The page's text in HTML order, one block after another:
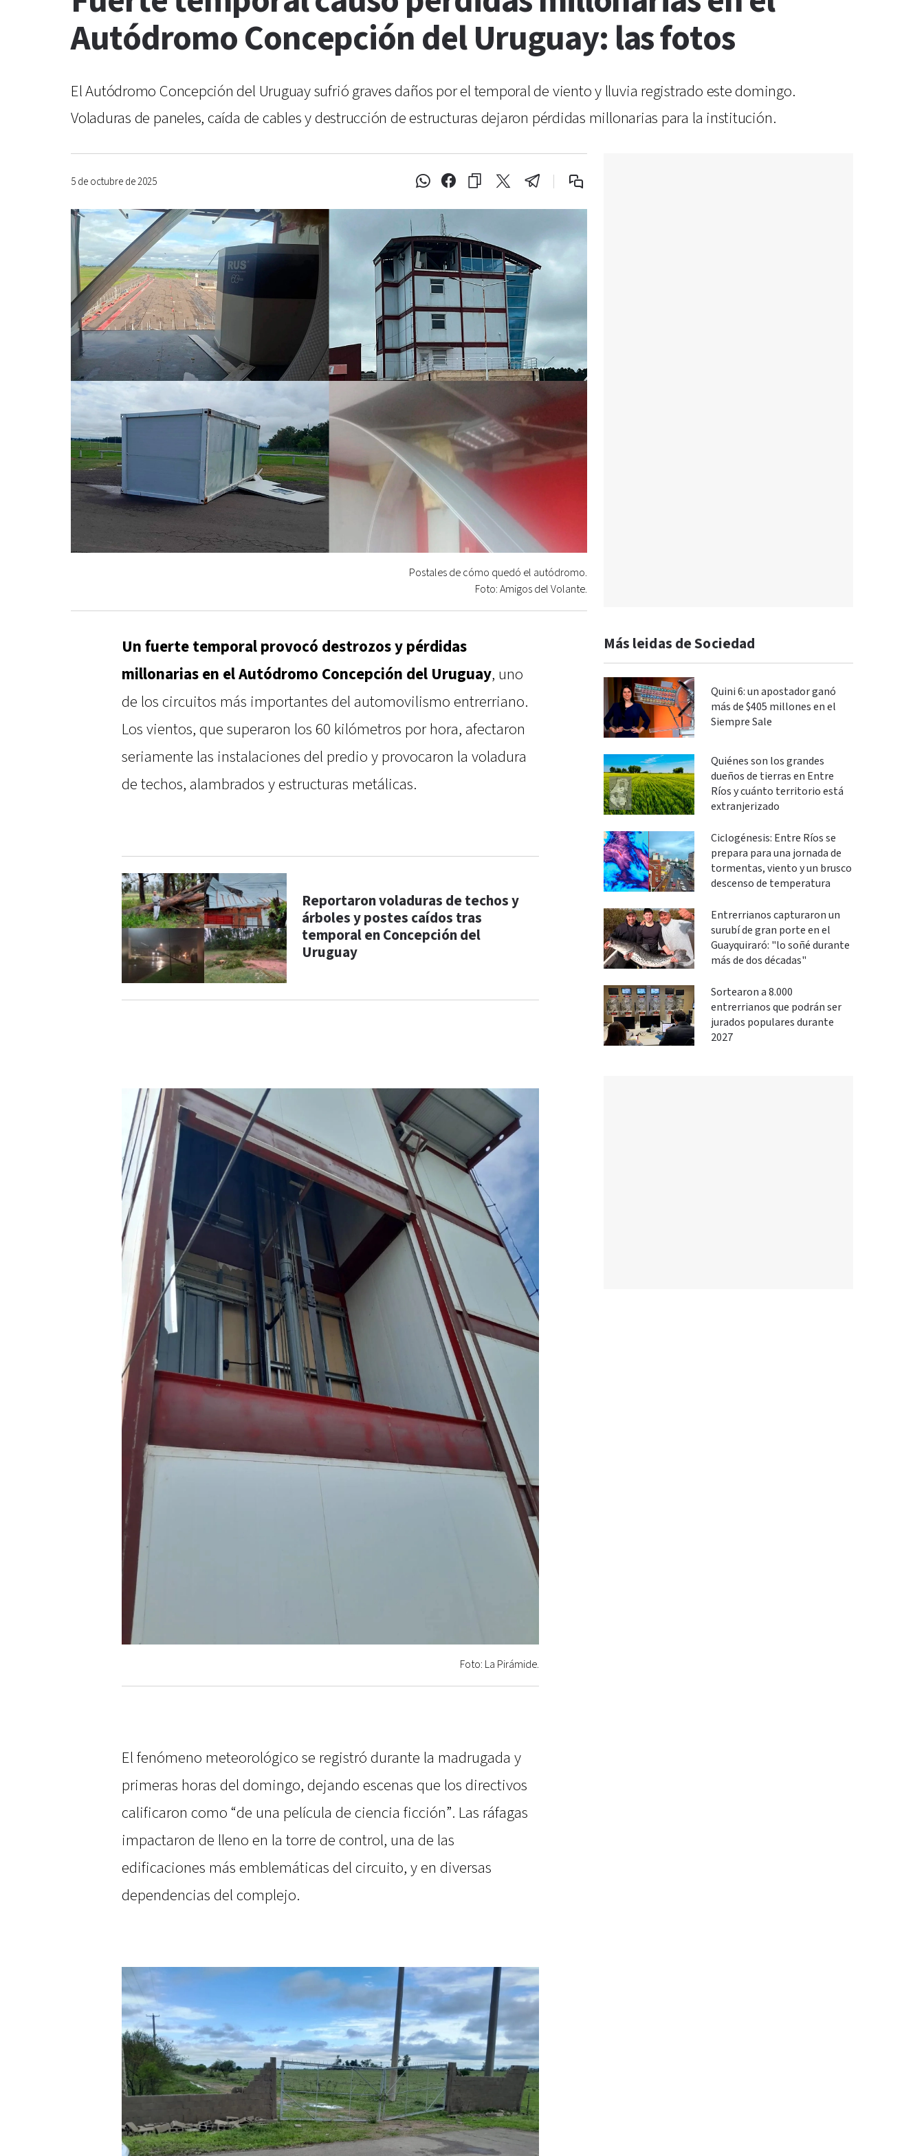
Autódromo Concepción del Uruguay: las fotos
El Autódromo Concepción del Uruguay sufrió graves daños por el temporal de viento y lluvia registrado este domingo.
Voladuras de paneles, caída de cables y destrucción de estructuras dejaron pérdidas millonarias para la institución.
5 de octubre de 2025
Postales de cómo quedó el autódromo.
Foto: Amigos del Volante.
Un fuerte temporal provocó destrozos y pérdidas
millonarias en el Autódromo Concepción del Uruguay, uno
de los circuitos más importantes del automovilismo entrerriano.
Los vientos, que superaron los 60 kilómetros por hora, afectaron
seriamente las instalaciones del predio y provocaron la voladura
de techos, alambrados y estructuras metálicas.
Reportaron voladuras de techos y
árboles y postes caídos tras
temporal en Concepción del
Uruguay
Foto: La Pirámide.
El fenómeno meteorológico se registró durante la madrugada y
primeras horas del domingo, dejando escenas que los directivos
calificaron como “de una película de ciencia ficción”. Las ráfagas
impactaron de lleno en la torre de control, una de las
edificaciones más emblemáticas del circuito, y en diversas
dependencias del complejo.
Más leidas de Sociedad
Quini 6: un apostador ganó
más de $405 millones en el
Siempre Sale
Quiénes son los grandes
dueños de tierras en Entre
Ríos y cuánto territorio está
extranjerizado
Ciclogénesis: Entre Ríos se
prepara para una jornada de
tormentas, viento y un brusco
descenso de temperatura
Entrerrianos capturaron un
surubí de gran porte en el
Guayquiraró: "lo soñé durante
más de dos décadas"
Sortearon a 8.000
entrerrianos que podrán ser
jurados populares durante
2027